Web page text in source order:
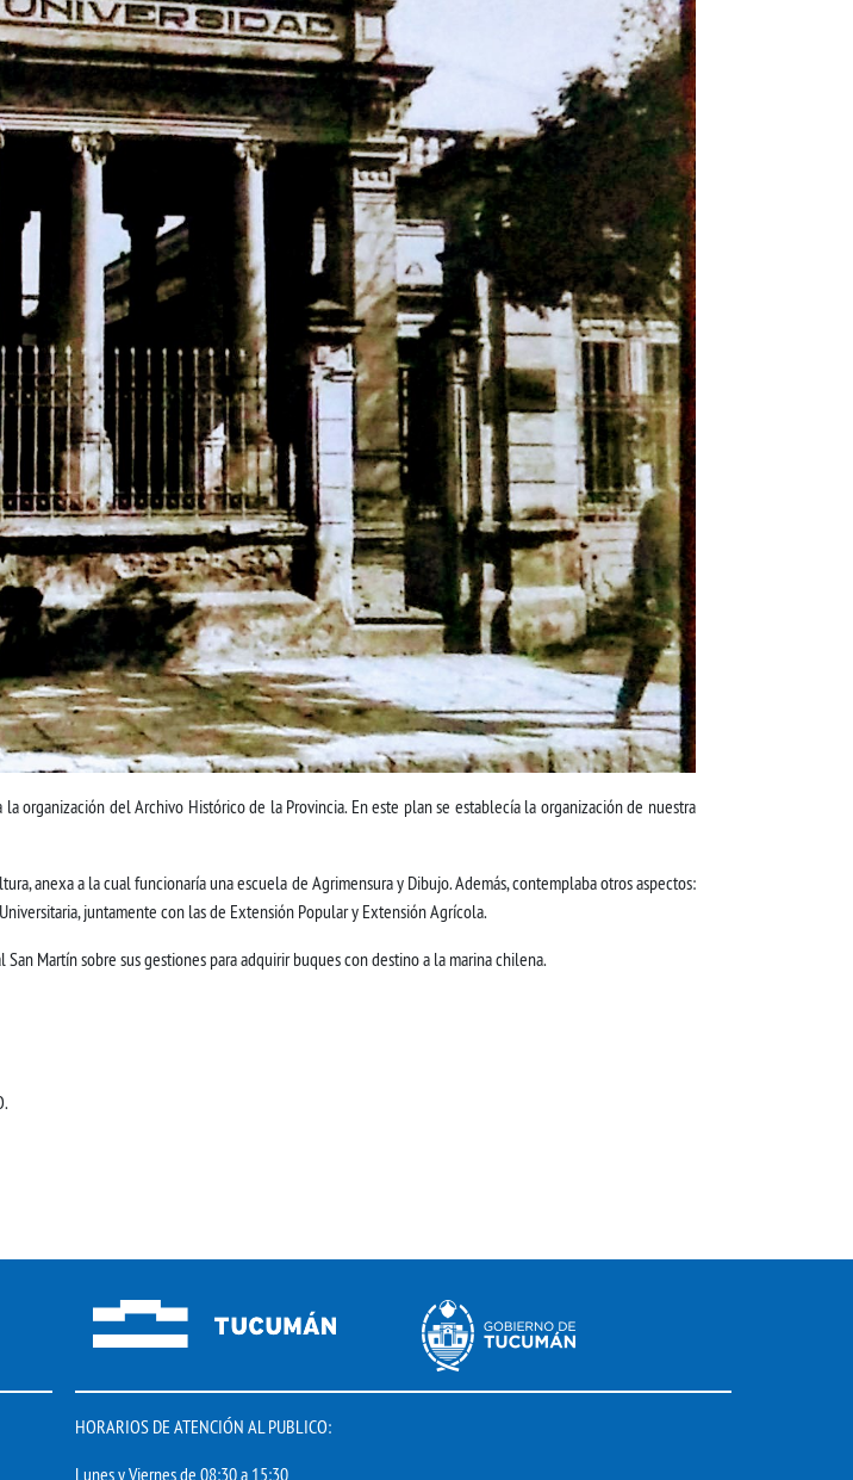
organización del Archivo Histórico de la Provincia. En este plan se establecía la organización de nuestra
anexa a la cual funcionaría una escuela de Agrimensura y Dibujo. Además, contemplaba otros aspectos:
juntamente con las de Extensión Popular y Extensión Agrícola.
Martín sobre sus gestiones para adquirir buques con destino a la marina chilena.
HORARIOS DE ATENCIÓN AL PUBLICO:
Lunes y Viernes de 08:30 a 15:30